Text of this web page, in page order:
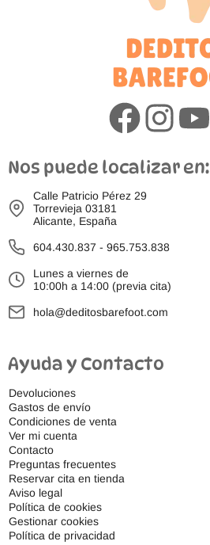
Nos puede localizar en:
Calle Patricio Pérez 29
Torrevieja 03181
Alicante, España
604.430.837 - 965.753.838
Lunes a viernes de
10:00h a 14:00 (previa cita)
hola@deditosbarefoot.com
Ayuda y Contacto
Devoluciones
Gastos de envío
Condiciones de venta
Ver mi cuenta
Contacto
Preguntas frecuentes
Reservar cita en tienda
Aviso legal
Política de cookies
Gestionar cookies
Política de privacidad